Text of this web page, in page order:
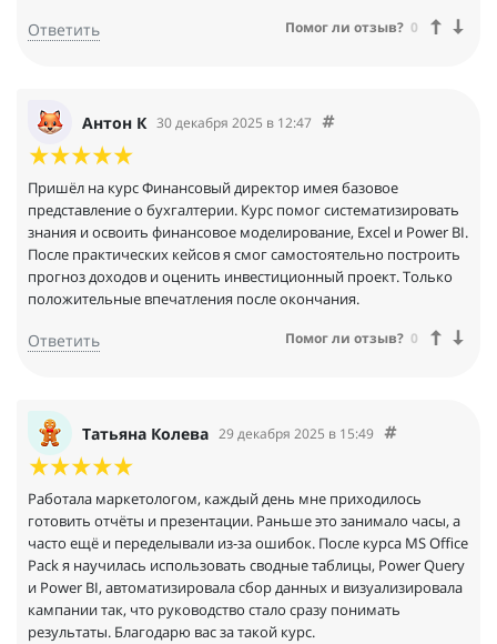
Ответить Помог ли отзыв? 0
Антон К 30 декабря 2025 в 12:47
Пришёл на курс Финансовый директор имея базовое
представление о бухгалтерии. Курс помог систематизировать
знания и освоить финансовое моделирование, Excel и Power BI.
После практических кейсов я смог самостоятельно построить
прогноз доходов и оценить инвестиционный проект. Только
положительные впечатления после окончания.
Ответить Помог ли отзыв? 0
Татьяна Колева 29 декабря 2025 в 15:49
Работала маркетологом, каждый день мне приходилось
готовить отчёты и презентации. Раньше это занимало часы, а
часто ещё и переделывали из-за ошибок. После курса MS Office
Pack я научилась использовать сводные таблицы, Power Query
и Power BI, автоматизировала сбор данных и визуализировала
кампании так, что руководство стало сразу понимать
результаты. Благодарю вас за такой курс.